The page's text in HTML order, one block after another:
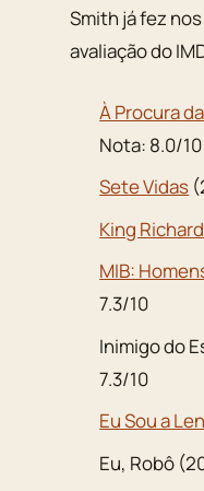
Smith já fez
avaliação do
À Procura
Nota: 8.0/10
Sete Vidas
King Richard
MIB:
7.3/10
Inimigo do
7.3/10
Eu Sou a
Eu, Robô